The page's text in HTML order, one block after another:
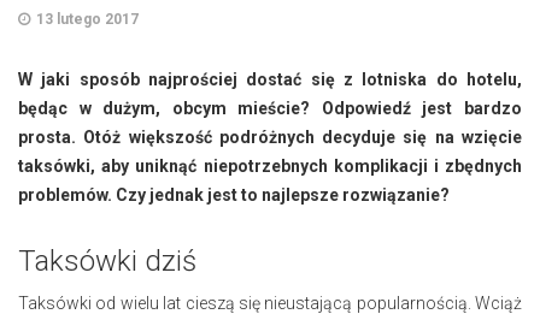
13 lutego 2017
W jaki sposób najprościej dostać się z lotniska do hotelu,
będąc w dużym, obcym mieście? Odpowiedź jest bardzo
prosta. Otóż większość podróżnych decyduje się na wzięcie
taksówki, aby uniknąć niepotrzebnych komplikacji i zbędnych
problemów. Czy jednak jest to najlepsze rozwiązanie?
Taksówki dziś
Taksówki od wielu lat cieszą się nieustającą popularnością. Wciąż